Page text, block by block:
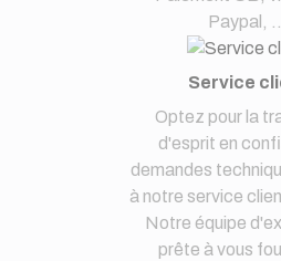
Paypal, ...
Service
Optez pour la
d'esprit en
demandes
à notre service
Notre équipe
prête à vous